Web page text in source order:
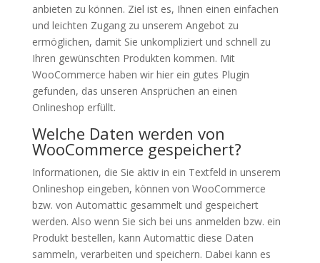
anbieten zu können. Ziel ist es, Ihnen einen einfachen
und leichten Zugang zu unserem Angebot zu
ermöglichen, damit Sie unkompliziert und schnell zu
Ihren gewünschten Produkten kommen. Mit
WooCommerce haben wir hier ein gutes Plugin
gefunden, das unseren Ansprüchen an einen
Onlineshop erfüllt.
Welche Daten werden von
WooCommerce gespeichert?
Informationen, die Sie aktiv in ein Textfeld in unserem
Onlineshop eingeben, können von WooCommerce
bzw. von Automattic gesammelt und gespeichert
werden. Also wenn Sie sich bei uns anmelden bzw. ein
Produkt bestellen, kann Automattic diese Daten
sammeln, verarbeiten und speichern. Dabei kann es